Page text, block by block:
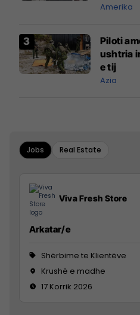
Amerika
Piloti
ushtria
e tij
Azia
Jobs Real Estate
Viva Fresh Store
Arkatar/e
Shërbime te Klientëve
Krushë e madhe
17 Korrik 2026